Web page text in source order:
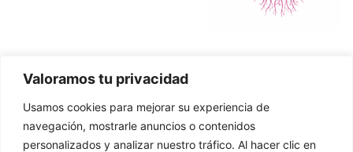
Valoramos tu privacidad
Usamos cookies para mejorar su experiencia de
navegación, mostrarle anuncios o contenidos
personalizados y analizar nuestro tráfico. Al hacer clic en
Política de Cookies
Política de Privacidad